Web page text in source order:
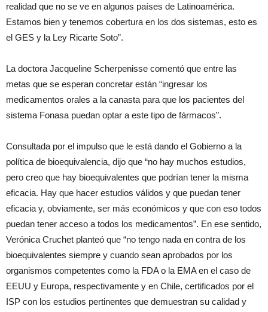
realidad que no se ve en algunos países de Latinoamérica.
Estamos bien y tenemos cobertura en los dos sistemas, esto es
el GES y la Ley Ricarte Soto”.
La doctora Jacqueline Scherpenisse comentó que entre las
metas que se esperan concretar están “ingresar los
medicamentos orales a la canasta para que los pacientes del
sistema Fonasa puedan optar a este tipo de fármacos”.
Consultada por el impulso que le está dando el Gobierno a la
política de bioequivalencia, dijo que “no hay muchos estudios,
pero creo que hay bioequivalentes que podrían tener la misma
eficacia. Hay que hacer estudios válidos y que puedan tener
eficacia y, obviamente, ser más económicos y que con eso todos
puedan tener acceso a todos los medicamentos”. En ese sentido,
Verónica Cruchet planteó que “no tengo nada en contra de los
bioequivalentes siempre y cuando sean aprobados por los
organismos competentes como la FDA o la EMA en el caso de
EEUU y Europa, respectivamente y en Chile, certificados por el
ISP con los estudios pertinentes que demuestran su calidad y